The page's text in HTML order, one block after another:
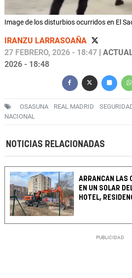
Image de los disturbios ocurridos en El
IRANZU LARRASOAÑA
27 FEBRERO, 2026 - 18:47 |
2026 - 18:48
OSASUNA REAL MADRID
NACIONAL
NOTICIAS RELACIONADAS
ARRANCAN LAS
EN UN SOLAR
HOTEL,